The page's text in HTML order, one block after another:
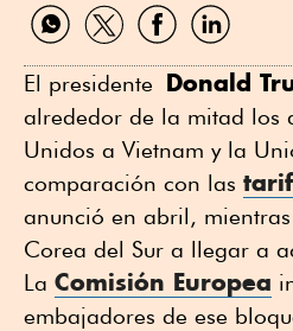
Compartir
por
Compartir
por
Compartir
por
Compartir
por
El presidente Donald
alrededor de la mitad los
Unidos a Vietnam y la
comparación con las
anunció en abril,
Corea del Sur a llegar a
La Comisión Europea
embajadores de ese